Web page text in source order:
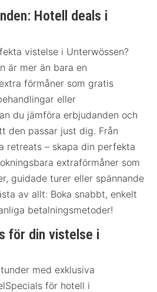
Hotell deals i
vistelse i Unterwössen?
är mer än bara en
förmåner som gratis
eller
du jämföra erbjudanden och
den passar just dig. Från
retreats – skapa din perfekta
extraförmåner som
guidade turer eller spännande
av allt: Boka snabbt, enkelt
betalningsmetoder!
för din vistelse i
med exklusiva
för hotell i